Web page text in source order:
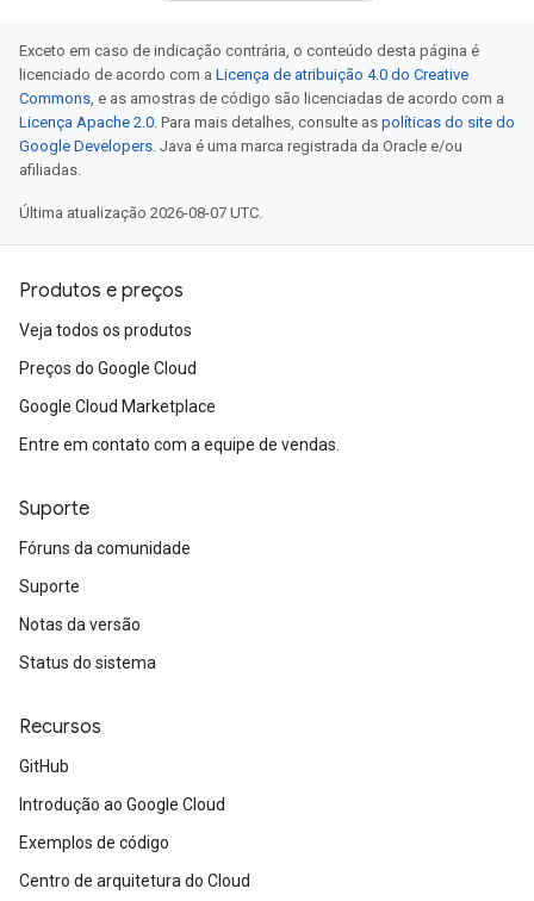
Exceto em caso de indicação contrária, o conteúdo desta página é
licenciado de acordo com a Licença de atribuição 4.0 do Creative
Commons, e as amostras de código são licenciadas de acordo com a
Licença Apache 2.0. Para mais detalhes, consulte as políticas do site do
Google Developers. Java é uma marca registrada da Oracle e/ou
afiliadas.
Última atualização 2026-08-07 UTC.
Produtos e preços
Veja todos os produtos
Preços do Google Cloud
Google Cloud Marketplace
Entre em contato com a equipe de vendas.
Suporte
Fóruns da comunidade
Suporte
Notas da versão
Status do sistema
Recursos
GitHub
Introdução ao Google Cloud
Exemplos de código
Centro de arquitetura do Cloud